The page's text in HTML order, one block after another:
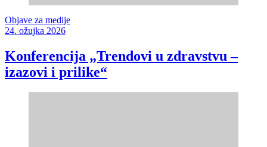
Objave za medije
24. ožujka 2026
Konferencija „Trendovi u zdravstvu –
izazovi i prilike“